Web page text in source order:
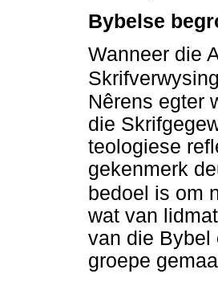
Bybelse
Wanneer die
Nêrens egter
die
teologiese
gekenmerk
bedoel is om
wat van
van die Bybel
groepe